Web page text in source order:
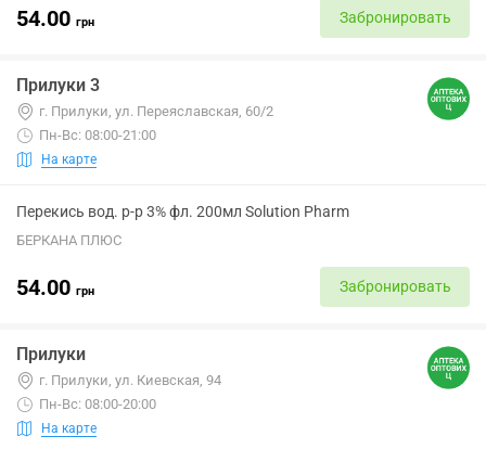
54.00 грн Забронировать
Прилуки 3
г. Прилуки, ул. Переяславская, 60/2
Пн-Вс: 08:00-21:00
На карте
Перекись вод. р-р 3% фл. 200мл Solution Pharm
БЕРКАНА ПЛЮС
54.00 грн Забронировать
Прилуки
г. Прилуки, ул. Киевская, 94
Пн-Вс: 08:00-20:00
На карте